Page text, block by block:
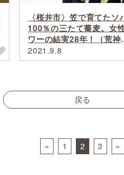
〈桜井市〉笠で育てたソ
100％の三たて蕎麦。女
ワーの結実28年！（荒神
里・笠そば）
2021.9.8
戻る
« 1 2 3 »